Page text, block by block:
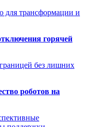
для трансформации и
горячей
без лишних
роботов на